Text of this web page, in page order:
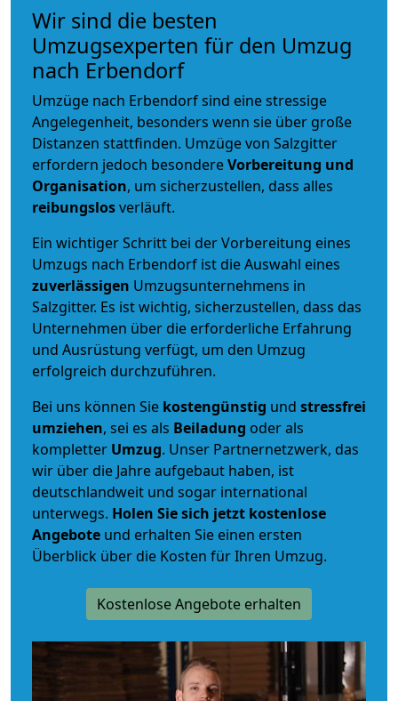
Wir sind die besten
Umzugsexperten für den Umzug
nach Erbendorf
Umzüge nach Erbendorf sind eine stressige
Angelegenheit, besonders wenn sie über große
Distanzen stattfinden. Umzüge von Salzgitter
erfordern jedoch besondereVorbereitung und
Organisation, um sicherzustellen, dass alles
reibungslosverläuft.
Ein wichtiger Schritt bei der Vorbereitung eines
Umzugs nach Erbendorf ist die Auswahl eines
zuverlässigen Umzugsunternehmens in
Salzgitter. Es ist wichtig, sicherzustellen, dass das
Unternehmen über die erforderliche Erfahrung
und Ausrüstung verfügt, um den Umzug
erfolgreich durchzuführen.
Bei uns können Sie kostengünstig und stressfrei
umziehen, sei es als Beiladung oder als
kompletter Umzug. Unser Partnernetzwerk, das
wir über die Jahre aufgebaut haben, ist
deutschlandweit und sogar international
unterwegs. Holen Sie sich jetzt kostenlose
Angebote und erhalten Sie einen ersten
Überblick über die Kosten für Ihren Umzug.
Kostenlose Angebote erhalten